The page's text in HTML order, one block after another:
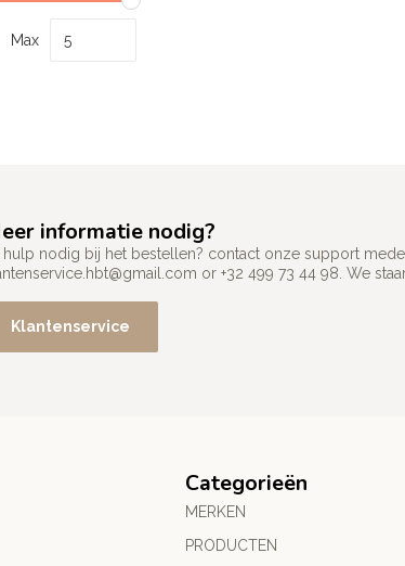
Max
informatie nodig?
hulp nodig bij het bestellen? contact onze support
or +32 499 73 44 98. We
Klantenservice
Categorieën
MERKEN
PRODUCTEN